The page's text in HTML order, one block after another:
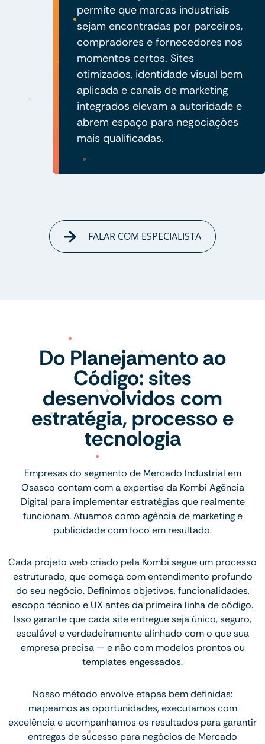
permite que marcas industriais
sejam encontradas por parceiros,
compradores e fornecedores nos
momentos certos. Sites
otimizados, identidade visual bem
aplicada e canais de marketing
integrados elevam a autoridade e
abrem espaço para negociações
mais qualificadas.
FALAR COM ESPECIALISTA
Do Planejamento ao
Código: sites
desenvolvidos com
estratégia, processo e
tecnologia
Empresas do segmento de Mercado Industrial em
Osasco contam com a expertise da Kombi Agência
Digital para implementar estratégias que realmente
funcionam. Atuamos como agência de marketing e
publicidade com foco em resultado.
Cada projeto web criado pela Kombi segue um processo
estruturado, que começa com entendimento profundo
do seu negócio. Definimos objetivos, funcionalidades,
escopo técnico e UX antes da primeira linha de código.
Isso garante que cada site entregue seja único, seguro,
escalável e verdadeiramente alinhado com o que sua
empresa precisa — e não com modelos prontos ou
templates engessados.
Nosso método envolve etapas bem definidas:
mapeamos as oportunidades, executamos com
excelência e acompanhamos os resultados para garantir
entregas de sucesso para negócios de Mercado